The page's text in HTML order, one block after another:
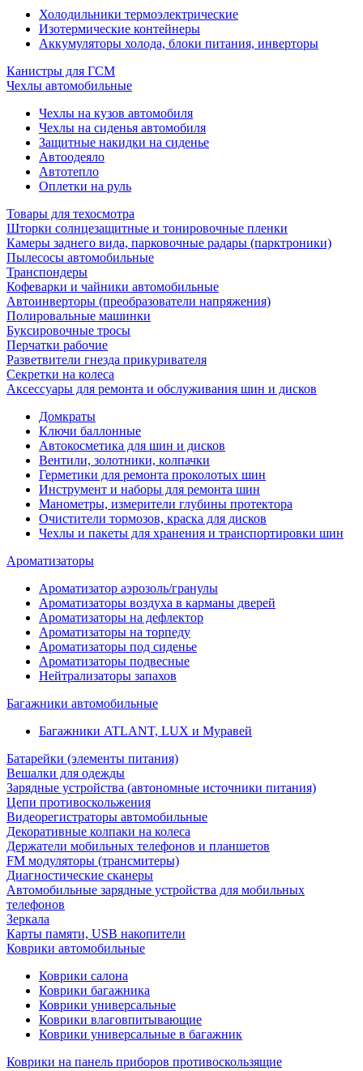
Холодильники термоэлектрические
Изотермические контейнеры
Аккумуляторы холода, блоки питания, инверторы
Канистры для ГСМ
Чехлы автомобильные
Чехлы на кузов автомобиля
Чехлы на сиденья автомобиля
Защитные накидки на сиденье
Автоодеяло
Автотепло
Оплетки на руль
Товары для техосмотра
Шторки солнцезащитные и тонировочные пленки
Камеры заднего вида, парковочные радары (парктроники)
Пылесосы автомобильные
Транспондеры
Кофеварки и чайники автомобильные
Автоинверторы (преобразователи напряжения)
Полировальные машинки
Буксировочные тросы
Перчатки рабочие
Разветвители гнезда прикуривателя
Секретки на колеса
Аксессуары для ремонта и обслуживания ‎шин и дисков
Домкраты
Ключи баллонные
Автокосметика для шин и дисков
Вентили, золотники, колпачки
Герметики для ремонта проколотых шин
Инструмент и наборы для ремонта шин
Манометры, измерители глубины протектора
Очистители тормозов, краска для дисков
Чехлы и пакеты для хранения и транспортировки шин
Ароматизаторы
Ароматизатор аэрозоль/гранулы
Ароматизаторы воздуха в карманы дверей
Ароматизаторы на дефлектор
Ароматизаторы на торпеду
Ароматизаторы под сиденье
Ароматизаторы подвесные
Нейтрализаторы запахов
Багажники автомобильные
Багажники ATLANT, LUX и Муравей
Батарейки (элементы питания)
Вешалки для одежды
Зарядные устройства (автономные источники питания)
Цепи противоскольжения
Видеорегистраторы автомобильные
Декоративные колпаки на колеса
Держатели мобильных телефонов и планшетов
FM модуляторы (трансмитеры)
Диагностические сканеры
Автомобильные зарядные устройства для мобильных
телефонов
Зеркала
Карты памяти, USB накопители
Коврики автомобильные
Коврики салона
Коврики багажника
Коврики универсальные
Коврики влаговпитывающие
Коврики универсальные в багажник
Коврики на панель приборов противоскользящие